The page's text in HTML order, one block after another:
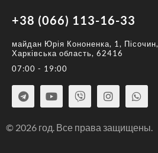
+38 (066) 113-16-33
майдан Юрія Кононенка, 1, Пісочин,
Харківська область, 62416
07:00 - 19:00
© 2026 год. Все права защищены.